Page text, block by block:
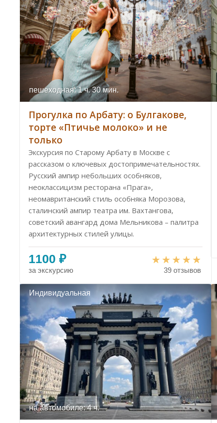
пешеходная: 1 ч. 30 мин.
Прогулка по Арбату: о Булгакове,
торте «Птичье молоко» и не
только
Экскурсия по Старому Арбату в Москве с
рассказом о ключевых достопримечательностях.
Русский ампир небольших особняков,
неоклассицизм ресторана «Прага»,
неомавританский стиль особняка Морозова,
сталинский ампир театра им. Вахтангова,
советский авангард дома Мельникова – палитра
архитектурных стилей улицы.
1100 ₽
за экскурсию 39 отзывов
Индивидуальная
на автомобиле: 4 ч.